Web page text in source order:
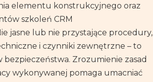
elementu konstrukcyjnego oraz
szkoleń CRM
jasne lub nie przystające procedury,
i czynniki zewnętrzne – to
Zrozumienie zasad
wykonywanej pomaga umacniać